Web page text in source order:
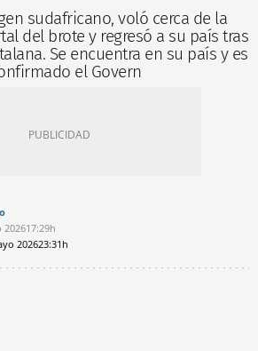
sudafricano, voló cerca de la
del brote y regresó a su país tras
Se encuentra en su país y es
el Govern
202617:29h
202623:31h